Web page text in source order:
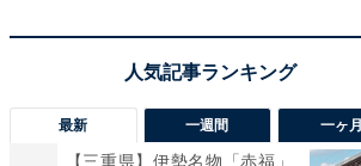
最新 一週間 一ヶ月
【三重県】伊勢名物「赤福」